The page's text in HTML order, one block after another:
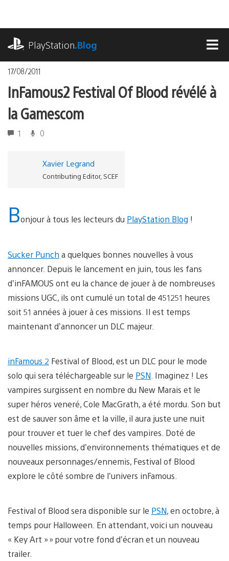
contenu
PlayStation.Blog
17/08/2011
InFamous2 Festival Of Blood révélé à
la Gamescom
1 0
Xavier Legrand
Contributing Editor, SCEF
Bonjour à tous les lecteurs du PlayStation Blog !
Sucker Punch a quelques bonnes nouvelles à vous
annoncer. Depuis le lancement en juin, tous les fans
d’inFAMOUS ont eu la chance de jouer à de nombreuses
missions UGC, ils ont cumulé un total de 451251 heures
soit 51 années à jouer à ces missions. Il est temps
maintenant d’annoncer un DLC majeur.
inFamous 2 Festival of Blood, est un DLC pour le mode
solo qui sera téléchargeable sur le PSN . Imaginez ! Les
vampires surgissent en nombre du New Marais et le
super héros veneré, Cole MacGrath, a été mordu. Son but
est de sauver son âme et la ville, il aura juste une nuit
pour trouver et tuer le chef des vampires. Doté de
nouvelles missions, d’environnements thématiques et de
nouveaux personnages/ennemis, Festival of Blood
explore le côté sombre de l’univers inFamous.
Festival of Blood sera disponible sur le PSN, en octobre, à
temps pour Halloween. En attendant, voici un nouveau
« Key Art » » pour votre fond d’écran et un nouveau
trailer.